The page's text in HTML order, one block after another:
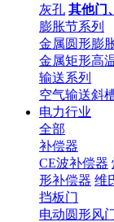
灰孔 其他门
膨胀节系列
金属圆形膨
金属矩形高
输送系列
空气输送斜
电力行业
全部
补偿器
CE波补偿器
形补偿器 维
挡板门
电动圆形风